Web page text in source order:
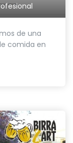
de una
comida en